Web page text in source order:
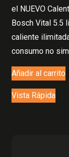
era:
el NUEVO
Bosch Vital 5.5
caliente
consumo no
Añadir al carrito
Vista Rápida